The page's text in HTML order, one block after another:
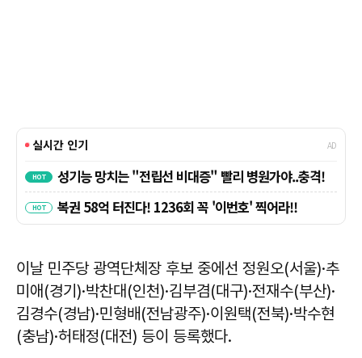
이날 민주당 광역단체장 후보 중에선 정원오(서울)·추
미애(경기)·박찬대(인천)·김부겸(대구)·전재수(부산)·
김경수(경남)·민형배(전남광주)·이원택(전북)·박수현
(충남)·허태정(대전) 등이 등록했다.